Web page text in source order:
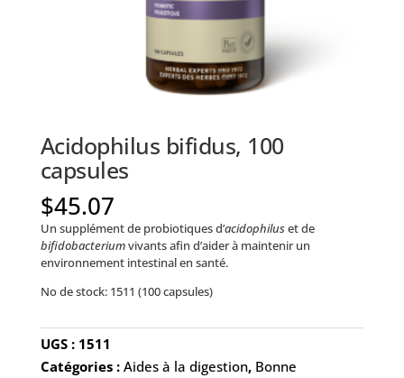
Acidophilus bifidus, 100
capsules
$45.07
Un supplément de probiotiques d’acidophiluset de
bifidobacteriumvivants afin d’aider à maintenir un
environnement intestinal en santé.
No de stock: 1511 (100 capsules)
UGS : 1511
Catégories :Aides à la digestion, Bonne